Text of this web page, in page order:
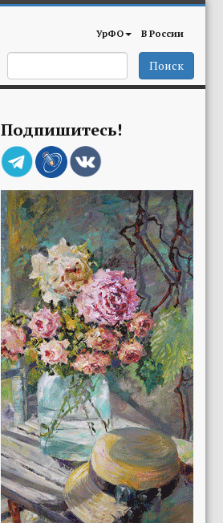
УрФО В России
Поиск
Подпишитесь!